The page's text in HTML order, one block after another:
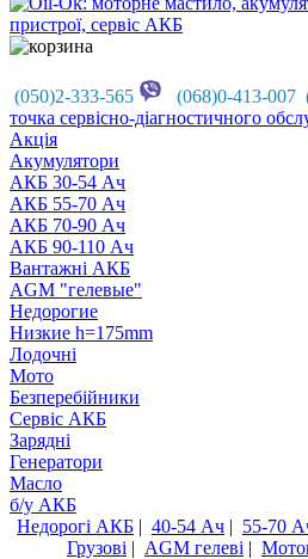
(050)2-333-565
(068)0-413-007
точка сервісно-діагностичного
Акцiя
Акумулятори
АКБ 30-54 Ач
АКБ 55-70 Ач
АКБ 70-90 Ач
АКБ 90-110 Ач
Вантажні АКБ
AGM "гелевые"
Недорогие
Низкие h=175mm
Лодочні
Мото
Безперебійники
Сервiс АКБ
Зарядні
Генератори
Масло
б/у АКБ
Недорогі АКБ | 40-54 Ач | 55-70
Грузові | AGM гелеві |